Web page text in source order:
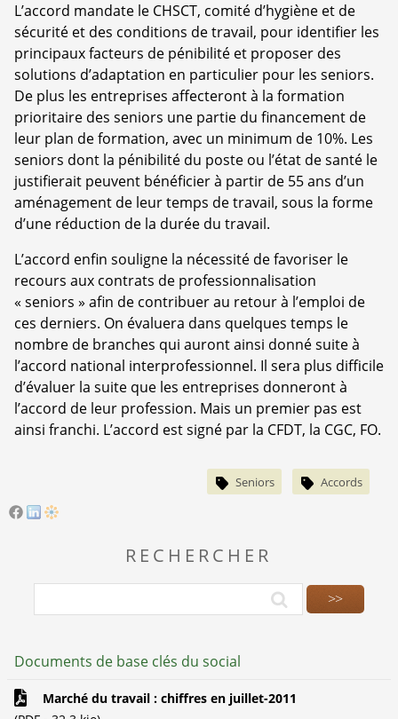
L’accord mandate le CHSCT, comité d’hygiène et de
sécurité et des conditions de travail, pour identifier les
principaux facteurs de pénibilité et proposer des
solutions d’adaptation en particulier pour les seniors.
De plus les entreprises affecteront à la formation
prioritaire des seniors une partie du financement de
leur plan de formation, avec un minimum de 10%. Les
seniors dont la pénibilité du poste ou l’état de santé le
justifierait peuvent bénéficier à partir de 55 ans d’un
aménagement de leur temps de travail, sous la forme
d’une réduction de la durée du travail.
L’accord enfin souligne la nécessité de favoriser le
recours aux contrats de professionnalisation
« seniors » afin de contribuer au retour à l’emploi de
ces derniers. On évaluera dans quelques temps le
nombre de branches qui auront ainsi donné suite à
l’accord national interprofessionnel. Il sera plus difficile
d’évaluer la suite que les entreprises donneront à
l’accord de leur profession. Mais un premier pas est
ainsi franchi. L’accord est signé par la CFDT, la CGC, FO.
Seniors Accords
RECHERCHER
Documents de base clés du social
Marché du travail : chiffres en juillet-2011